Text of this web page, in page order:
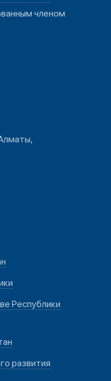
членом
Республики
развития